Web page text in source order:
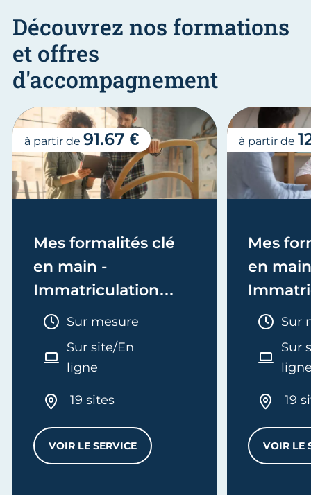
Découvrez nos formations
et offres
d'accompagnement
Mes formalités clé
en main -
Immatriculation
(EI/Micro-entreprise
Durée :
Sur mesure
Sur site/En
ligne
19 sites
VOIR LE SERVICEMES FORMALITÉS CLÉ EN MAIN -
à partir de 91.67 €
Mes
en
Sur
Sur
19
VOIR LE
à partir de